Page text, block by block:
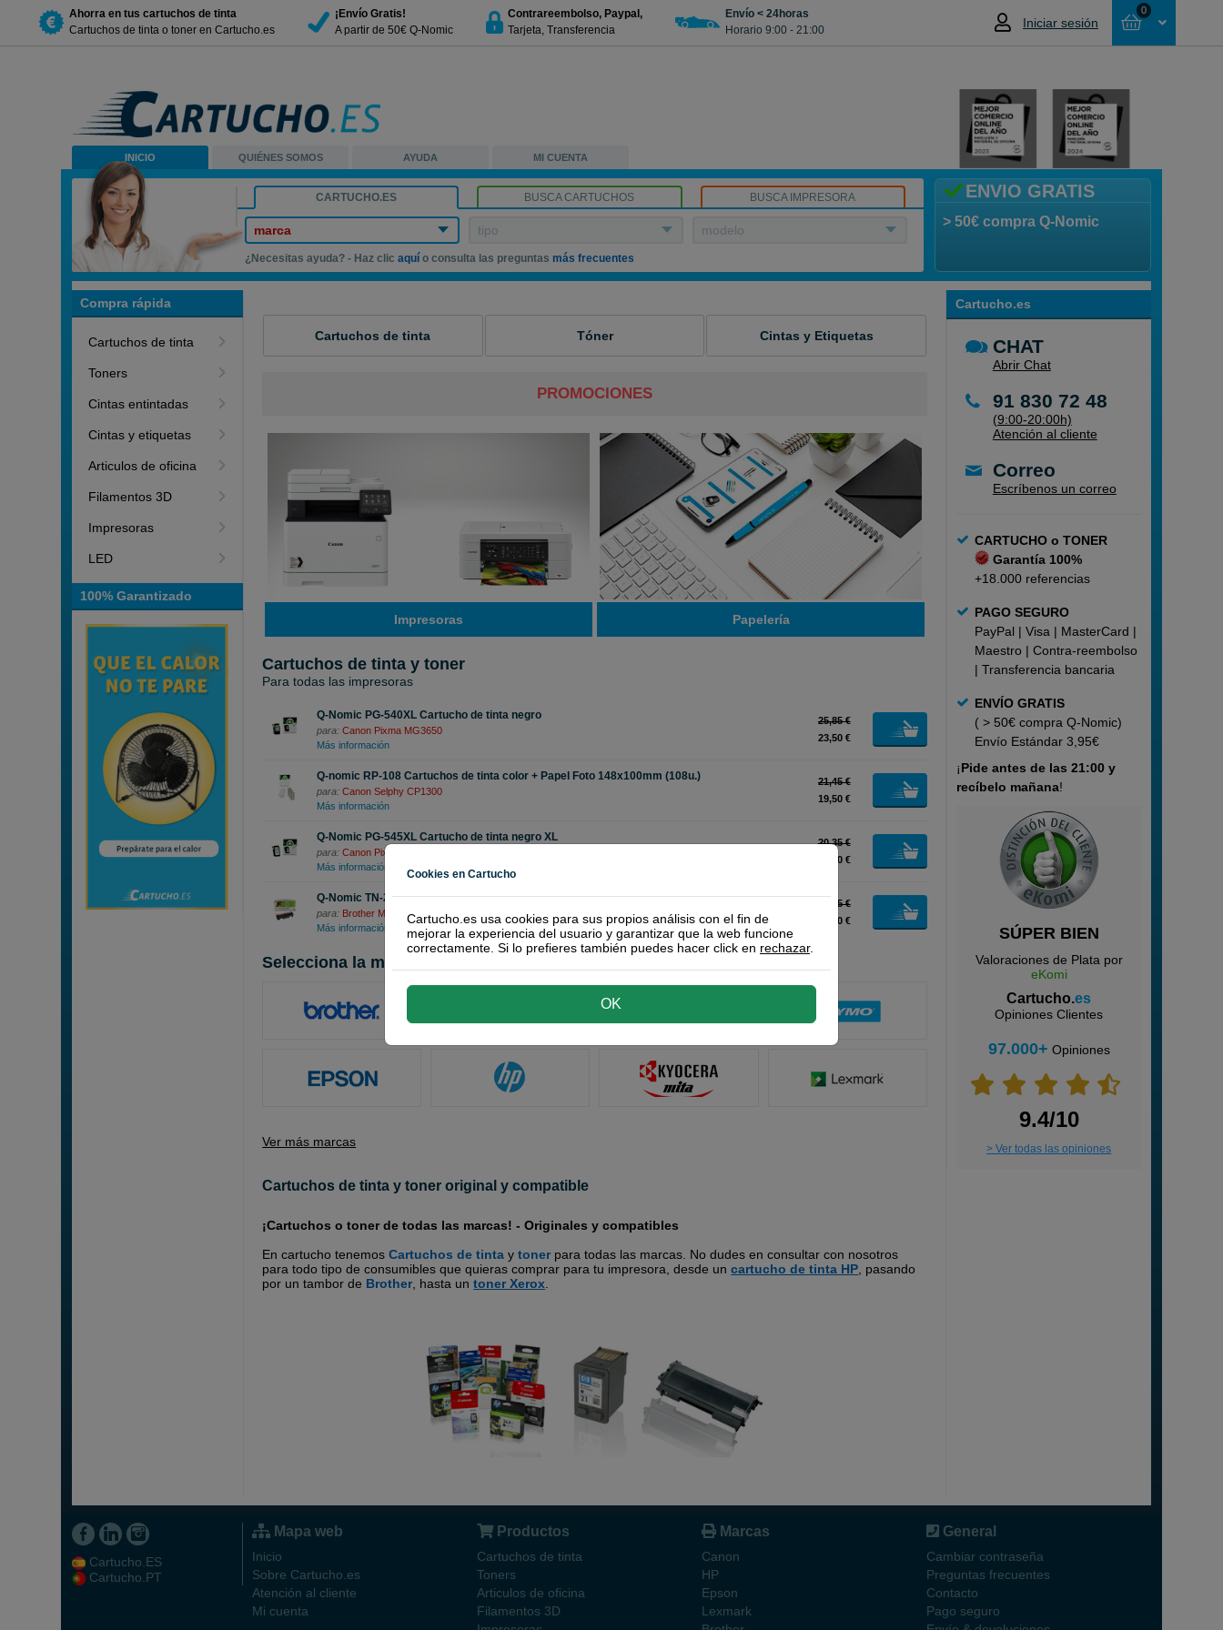
Ahorra en tus cartuchos de tinta
Cartuchos de tinta o toner en Cartucho.es
¡Envío Gratis!
A partir de 50€ Q-Nomic
Contrareembolso, Paypal,
Tarjeta, Transferencia
Envío < 24horas
Horario 9:00 - 21:00
Iniciar sesión
0
NO HAS SELECCIONADO NINGÚN
INICIO QUIÉNES SOMOS AYUDA MI CUENTA
ENVIO GRATIS
> 50€ compra Q-Nomic
CARTUCHO.ES BUSCA CARTUCHOS BUSCA IMPRESORA
marca tipo modelo
¿Necesitas ayuda? - Haz clicaquí o consulta las preguntas más frecuentes
Compra rápida
Cartuchos de tinta
Toners
Cintas entintadas
Cintas y etiquetas
Articulos de oficina
Filamentos 3D
Impresoras
LED
100% Garantizado
Cartucho.es
CHAT
Abrir Chat
91 830 72 48
(9:00-20:00h)
Atención al cliente
Correo
Escríbenos un correo
CARTUCHO o TONER
Garantía 100%
+18.000 referencias
PAGO SEGURO
PayPal | Visa | MasterCard |
Maestro | Contra-reembolso
| Transferencia bancaria
ENVÍO GRATIS
( > 50€ compra Q-Nomic)
Envío Estándar 3,95€
¡Pide antes de las 21:00 y
recíbelo mañana!
SÚPER BIEN
Valoraciones de Plata por
eKomi
Cartucho.es
Opiniones Clientes
97.000+ Opiniones
9.4/10
> Ver todas las opiniones
Cartuchos de tinta Tóner Cintas y Etiquetas
PROMOCIONES
Impresoras Papelería
Cartuchos de tinta y toner
Para todas las impresoras
Q-Nomic PG-540XL Cartucho de tinta negro
para:Canon Pixma MG3650
Más información
25,85 €
23,50 €
Q-nomic RP-108 Cartuchos de tinta color + Papel Foto 148x100mm (108u.)
para:Canon Selphy CP1300
Más información
21,45 €
19,50 €
Q-Nomic PG-545XL Cartucho de tinta negro XL
para:Canon Pixma TS3150
Más información
20,35 €
18,50 €
Q-Nomic TN-2420 toner negro XL
para: Brother MFC-L2710DW
Más información
54,45 €
49,50 €
Selecciona la marca de cartucho o toner
Ver más marcas
Cartuchos de tinta y toner original y compatible
¡Cartuchos o toner de todas las marcas! - Originales y compatibles
En cartucho tenemosCartuchos de tinta ytonerpara todas las marcas. No dudes en consultar con nosotros
para todo tipo de consumibles que quieras comprar para tu impresora, desde uncartucho de tinta HP , pasando
por un tambor de Brother, hasta untoner Xerox
Cartucho.ES
Cartucho.PT
Mapa web
Inicio
Sobre Cartucho.es
Atención al cliente
Mi cuenta
Productos
Cartuchos de tinta
Toners
Articulos de oficina
Filamentos 3D
Marcas
Canon
HP
Epson
Lexmark
General
Cambiar contraseña
Preguntas frecuentes
Contacto
Pago seguro
Cookies en Cartucho
Cartucho.es usa cookies para sus propios análisis con el fin de
mejorar la experiencia del usuario y garantizar que la web funcione
correctamente. Si lo prefieres también puedes hacer click en rechazar.
OK